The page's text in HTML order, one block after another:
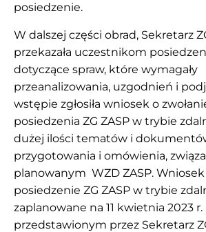
posiedzenie.
W dalszej części obrad, Sekretarz
przekazała uczestnikom
dotyczące spraw, które wymagały
przeanalizowania, uzgodnień i
wstępie zgłosiła wniosek o
posiedzenia ZG ZASP w trybie
dużej ilości tematów i
przygotowania i omówienia,
planowanym WZD ZASP. Wniosek
posiedzenie ZG ZASP w trybie
zaplanowane na 11 kwietnia 2023
przedstawionym przez Sekretarz